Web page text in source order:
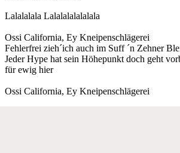
Lalalalala Lalalalalalalala
Ossi California, Ey Kneipenschlägerei
Fehlerfrei zieh´ich auch im Suff ´n Zehner
Jeder Hype hat sein Höhepunkt doch geht
für ewig hier
Ossi California, Ey Kneipenschlägerei